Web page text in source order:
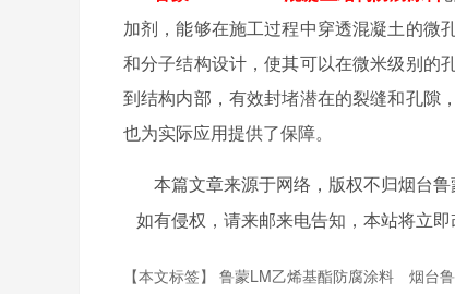
加剂，能够在施工过程中穿透混凝土的微
和分子结构设计，使其可以在微米级别的
到结构内部，有效封堵潜在的裂缝和孔隙
也为实际应用提供了保障。
本篇文章来源于网络，版权不归烟台
如有侵权，请来邮来电告知，本站将立即
【本文标签】 鲁蒙LM乙烯基酯防腐涂料 烟台